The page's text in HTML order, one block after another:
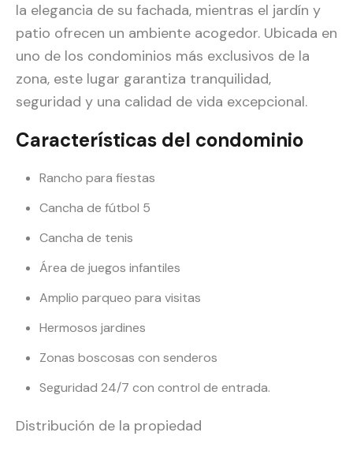
la elegancia de su fachada, mientras el jardín y
patio ofrecen un ambiente acogedor. Ubicada en
uno de los condominios más exclusivos de la
zona, este lugar garantiza tranquilidad,
seguridad y una calidad de vida excepcional.
Características del condominio
Rancho para fiestas
Cancha de fútbol 5
Cancha de tenis
Área de juegos infantiles
Amplio parqueo para visitas
Hermosos jardines
Zonas boscosas con senderos
Seguridad 24/7 con control de entrada.
Distribución de la propiedad